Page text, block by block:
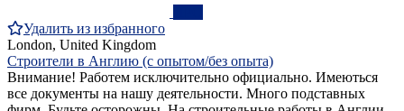
Удалить из избранного
London, United Kingdom
Строители в Англию (с опытом/без опыта)
Внимание! Работем исключительно официально. Имеються
все документы на нашу деятельности. Много подставных